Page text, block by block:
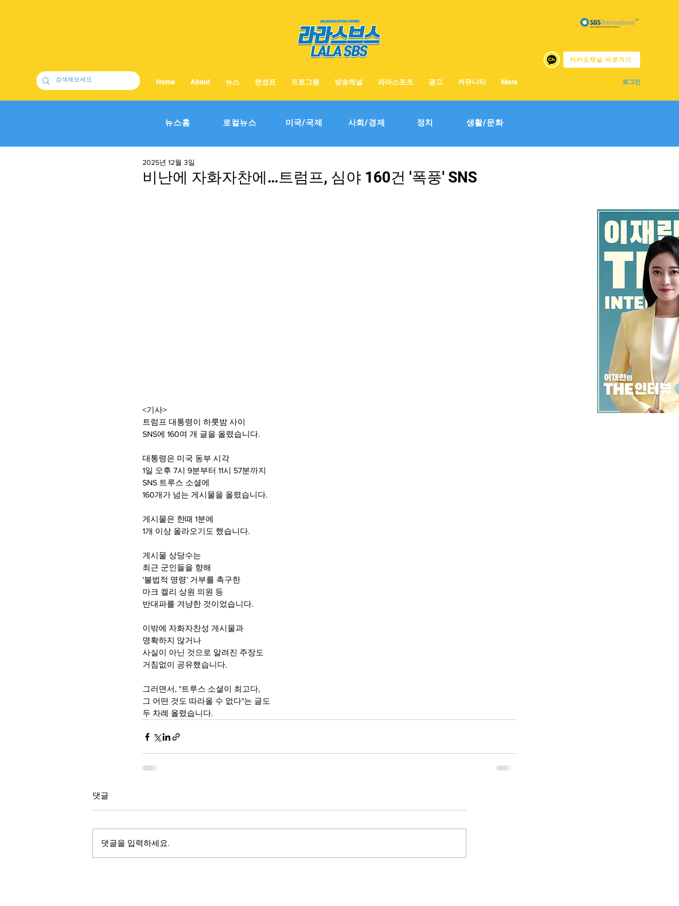
카카오채널 바로가기
로그인
Home About 뉴스 편성표 프로그램 방송채널 라라스포츠 광고 커뮤니티 More
뉴스홈 로컬뉴스 미국/국제 사회/경제 정치 생활/문화
비난에 자화자찬에…트럼프, 심야 160건 '폭풍' SNS
2025년 12월 3일
<기사>
트럼프 대통령이 하룻밤 사이
SNS에 160여 개 글을 올렸습니다.
대통령은 미국 동부 시각
1일 오후 7시 9분부터 11시 57분까지
SNS 트루스 소셜에
160개가 넘는 게시물을 올렸습니다.
게시물은 한때 1분에
1개 이상 올라오기도 했습니다.
게시물 상당수는
최근 군인들을 향해
'불법적 명령' 거부를 촉구한
마크 켈리 상원 의원 등
반대파를 겨냥한 것이었습니다.
이밖에 자화자찬성 게시물과
명확하지 않거나
사실이 아닌 것으로 알려진 주장도
거침없이 공유했습니다.
그러면서, "트루스 소셜이 최고다,
그 어떤 것도 따라올 수 없다"는 글도
두 차례 올렸습니다.
댓글
댓글을 입력하세요.